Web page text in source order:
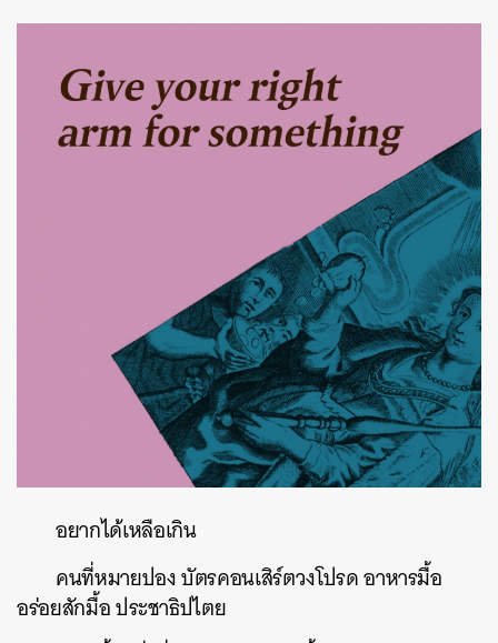
อยากได้เหลือเกิน
คนที่หมายปองบัตรคอนเสิร์ตวงโปรดอาหารมื้อ
อร่อยสักมื้อประชาธิปไตย